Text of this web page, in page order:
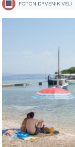
FOTON DRVENIK VELI